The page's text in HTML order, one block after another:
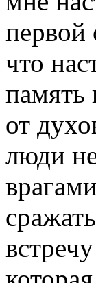
первой
что
память
от
люди